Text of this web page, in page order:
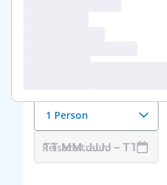
1 Person
Reisezeitraum